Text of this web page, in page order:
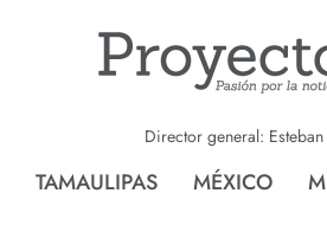
Director general:
TAMAULIPAS MÉXICO